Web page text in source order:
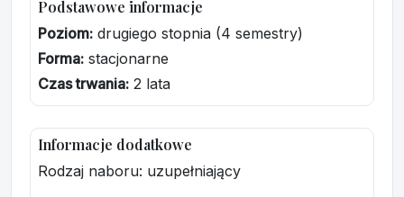
Podstawowe informacje
Poziom: drugiego stopnia (4 semestry)
Forma: stacjonarne
Czas trwania: 2 lata
Informacje dodatkowe
Rodzaj naboru: uzupełniający